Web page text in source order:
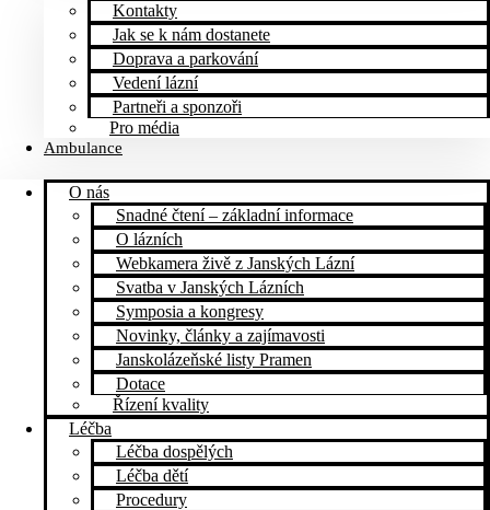
Kontakty
Jak se k nám dostanete
Doprava a parkování
Vedení lázní
Partneři a sponzoři
Pro média
Ambulance
O nás
Snadné čtení – základní informace
O lázních
Webkamera živě z Janských Lázní
Svatba v Janských Lázních
Symposia a kongresy
Novinky, články a zajímavosti
Janskolázeňské listy Pramen
Dotace
Řízení kvality
Léčba
Léčba dospělých
Léčba dětí
Procedury